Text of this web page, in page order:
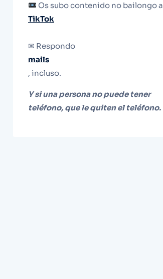
Os subo contenido no bailongo a
TikTok
✉ Respondo
mails
, incluso.
Y si una persona no puede tener
teléfono, que le quiten el teléfono.